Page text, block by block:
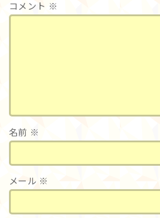
コメント ※
名前 ※
メール ※